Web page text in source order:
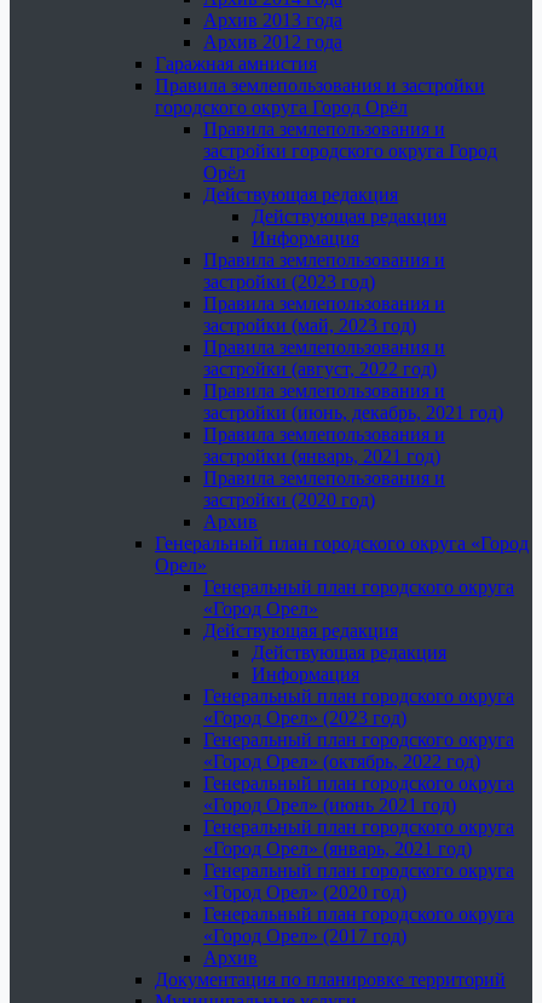
Архив 2013 года
Архив 2012 года
Гаражная амнистия
Правила землепользования и застройки
городского округа Город Орёл
Правила землепользования и
застройки городского округа Город
Орёл
Действующая редакция
Действующая редакция
Информация
Правила землепользования и
застройки (2023 год)
Правила землепользования и
застройки (май, 2023 год)
Правила землепользования и
застройки (август, 2022 год)
Правила землепользования и
застройки (июнь, декабрь, 2021 год)
Правила землепользования и
застройки (январь, 2021 год)
Правила землепользования и
застройки (2020 год)
Архив
Генеральный план городского округа «Город
Орел»
Генеральный план городского округа
«Город Орел»
Действующая редакция
Действующая редакция
Информация
Генеральный план городского округа
«Город Орел» (2023 год)
Генеральный план городского округа
«Город Орел» (октябрь, 2022 год)
Генеральный план городского округа
«Город Орел» (июнь 2021 год)
Генеральный план городского округа
«Город Орел» (январь, 2021 год)
Генеральный план городского округа
«Город Орел» (2020 год)
Генеральный план городского округа
«Город Орел» (2017 год)
Архив
Документация по планировке территорий